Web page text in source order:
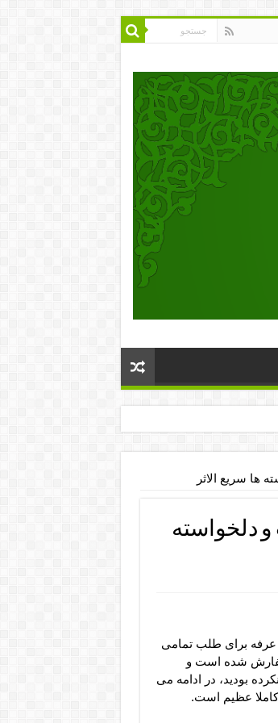
ها سریع الاثر
دلخواسته
برای طلب تمامی
سفارش شده است و
بودید، در ادامه می
عظیم است.